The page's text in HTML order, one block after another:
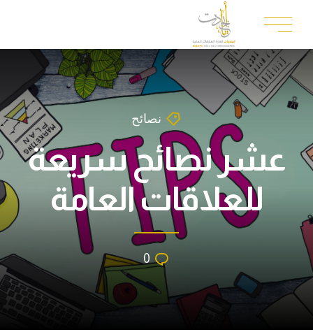
نصائح
عشر نصائح سريعة
للعلاقات العامة
0